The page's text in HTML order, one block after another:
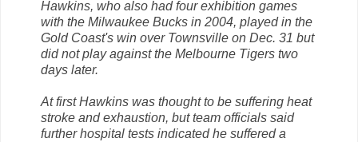
Hawkins, who also had four exhibition games
with the Milwaukee Bucks in 2004, played in the
Gold Coast's win over Townsville on Dec. 31 but
did not play against the Melbourne Tigers two
days later.
At first Hawkins was thought to be suffering heat
stroke and exhaustion, but team officials said
further hospital tests indicated he suffered a